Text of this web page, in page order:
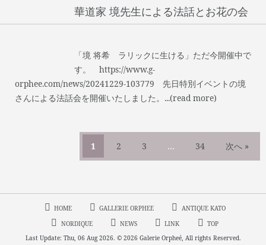
華道家 境先生による法話とお花の会
「境 将希 ラリックに生ける」ただ今開催中で
す。 https://www.g-
orphee.com/news/20241229-103779 先日特別イベントの境
さんによる法話会を開催いたしました。...(read more)
1 2 3 … 34 次へ »
HOME GALLERIE ORPHEE
ANTIQUE KATO
NORDIQUE
NEWS LINK
TOP
Last Update: Thu, 06 Aug 2026. © 2026 Galerie Orpheé, All rights Reserved.